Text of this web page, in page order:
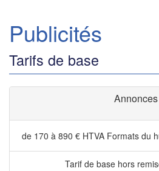
Publicités
Tarifs de base
Annonces
de 170 à 890 € HTVA Formats du
Tarif de base hors